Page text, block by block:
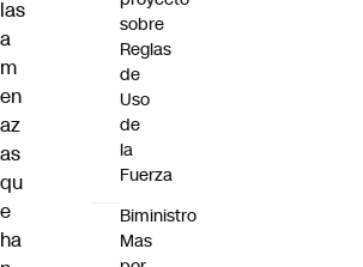
las
a
m
en
az
as
qu
e
ha
sobre
Reglas
de
Uso
de
la
Fuerza
Biministro
Mas